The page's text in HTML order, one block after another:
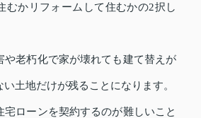
むかリフォームして住むかの2択し
や老朽化で家が壊れても建て替えが
土地だけが残ることになります。
宅ローンを契約するのが難しいこと